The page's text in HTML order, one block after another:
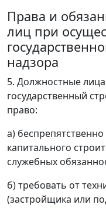
Права и
лиц при
надзора
5. Должностные
государственный
право:
а)
капитального
служебных
б) требовать от
(застройщика или